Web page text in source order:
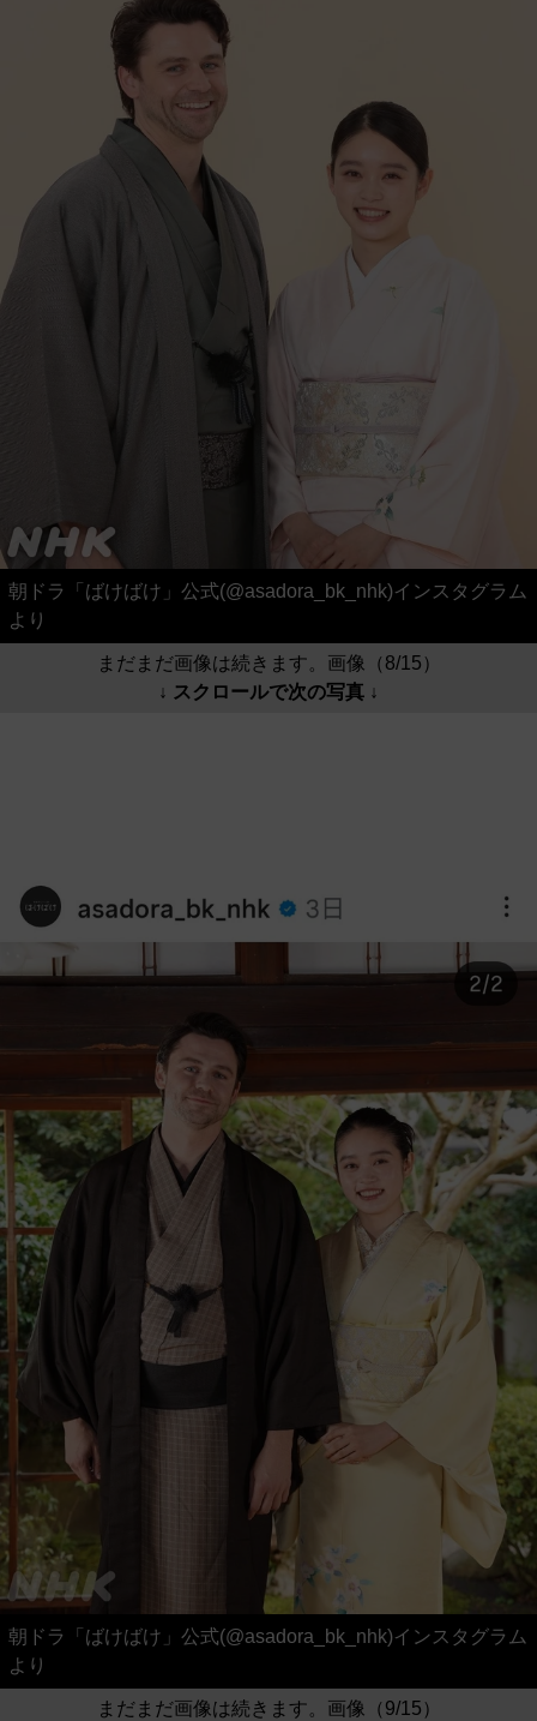
朝ドラ「ばけばけ」公式(@asadora_bk_nhk)インスタグラム
より
まだまだ画像は続きます。画像（8/15）
↓ スクロールで次の写真 ↓
朝ドラ「ばけばけ」公式(@asadora_bk_nhk)インスタグラム
より
まだまだ画像は続きます。画像（9/15）